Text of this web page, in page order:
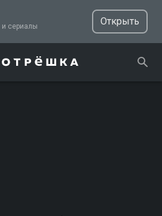
ТВ, фильмы и сериалы
Открыть